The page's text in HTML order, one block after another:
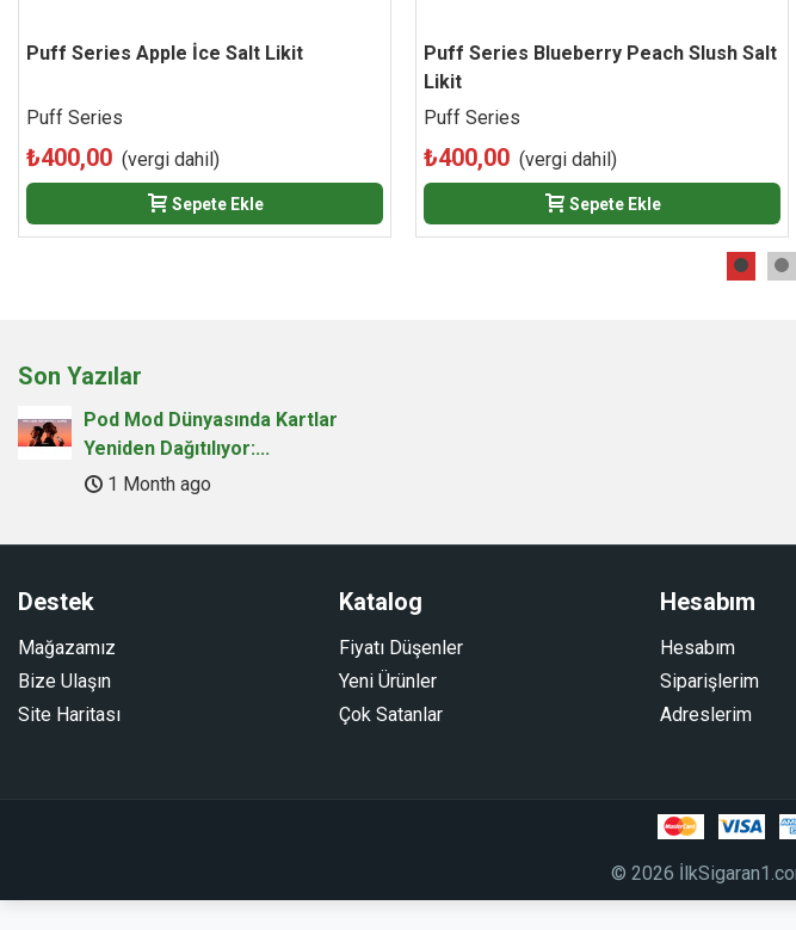
Beğen
Puff Series Apple İce Salt Likit
Puff Series
₺400,00 (vergi dahil)
Sepete Ekle
Beğen
Puff Series Blueberry Peach Slush Salt
Likit
Puff Series
₺400,00 (vergi dahil)
Sepete Ekle
Son Yazılar
Pod Mod Dünyasında Kartlar
Yeniden Dağıtılıyor:...
1 Month ago
Destek
Mağazamız
Bize Ulaşın
Site Haritası
Katalog
Fiyatı Düşenler
Yeni Ürünler
Çok Satanlar
Hesabım
Hesabım
Siparişlerim
Adreslerim
© 2026